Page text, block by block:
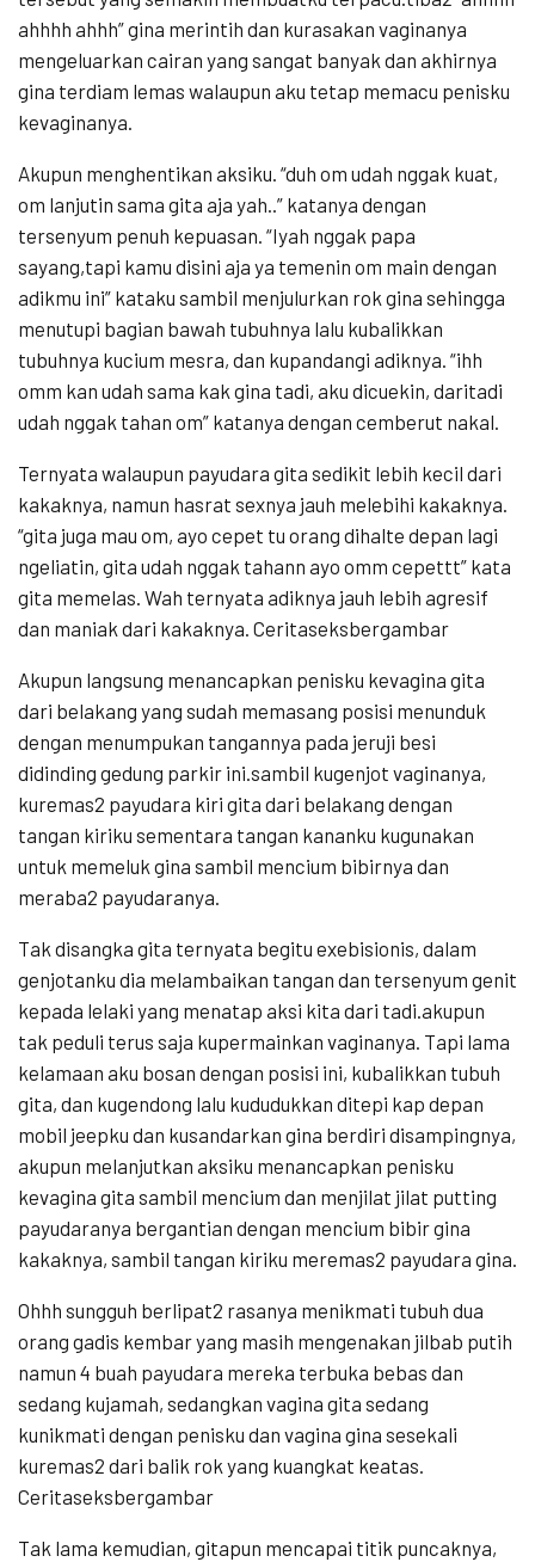
ahhhh ahhh” gina merintih dan kurasakan vaginanya
mengeluarkan cairan yang sangat banyak dan akhirnya
gina terdiam lemas walaupun aku tetap memacu penisku
kevaginanya.
Akupun menghentikan aksiku. “duh om udah nggak kuat,
om lanjutin sama gita aja yah..” katanya dengan
tersenyum penuh kepuasan. “Iyah nggak papa
sayang,tapi kamu disini aja ya temenin om main dengan
adikmu ini” kataku sambil menjulurkan rok gina sehingga
menutupi bagian bawah tubuhnya lalu kubalikkan
tubuhnya kucium mesra, dan kupandangi adiknya. “ihh
omm kan udah sama kak gina tadi, aku dicuekin, daritadi
udah nggak tahan om” katanya dengan cemberut nakal.
Ternyata walaupun payudara gita sedikit lebih kecil dari
kakaknya, namun hasrat sexnya jauh melebihi kakaknya.
“gita juga mau om, ayo cepet tu orang dihalte depan lagi
ngeliatin, gita udah nggak tahann ayo omm cepettt” kata
gita memelas. Wah ternyata adiknya jauh lebih agresif
dan maniak dari kakaknya. Ceritaseksbergambar
Akupun langsung menancapkan penisku kevagina gita
dari belakang yang sudah memasang posisi menunduk
dengan menumpukan tangannya pada jeruji besi
didinding gedung parkir ini.sambil kugenjot vaginanya,
kuremas2 payudara kiri gita dari belakang dengan
tangan kiriku sementara tangan kananku kugunakan
untuk memeluk gina sambil mencium bibirnya dan
meraba2 payudaranya.
Tak disangka gita ternyata begitu exebisionis, dalam
genjotanku dia melambaikan tangan dan tersenyum genit
kepada lelaki yang menatap aksi kita dari tadi.akupun
tak peduli terus saja kupermainkan vaginanya. Tapi lama
kelamaan aku bosan dengan posisi ini, kubalikkan tubuh
gita, dan kugendong lalu kududukkan ditepi kap depan
mobil jeepku dan kusandarkan gina berdiri disampingnya,
akupun melanjutkan aksiku menancapkan penisku
kevagina gita sambil mencium dan menjilat jilat putting
payudaranya bergantian dengan mencium bibir gina
kakaknya, sambil tangan kiriku meremas2 payudara gina.
Ohhh sungguh berlipat2 rasanya menikmati tubuh dua
orang gadis kembar yang masih mengenakan jilbab putih
namun 4 buah payudara mereka terbuka bebas dan
sedang kujamah, sedangkan vagina gita sedang
kunikmati dengan penisku dan vagina gina sesekali
kuremas2 dari balik rok yang kuangkat keatas.
Ceritaseksbergambar
Tak lama kemudian, gitapun mencapai titik puncaknya,